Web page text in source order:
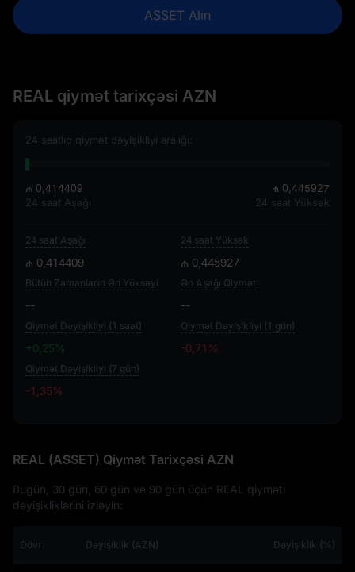
ASSET Alın
REAL qiymət tarixçəsi AZN
24 saatlıq qiymət dəyişikliyi aralığı:
₼ 0,414409
24 saat Aşağı
₼ 0,445927
24 saat Yüksək
24 saat Aşağı
₼ 0,414409
24 saat Yüksək
₼ 0,445927
Bütün Zamanların Ən Yüksəyi
--
Ən Aşağı Qiymət
--
Qiymət Dəyişikliyi (1 saat)
+0,25%
Qiymət Dəyişikliyi (1 gün)
-0,71%
Qiymət Dəyişikliyi (7 gün)
-1,35%
REAL (ASSET) Qiymət Tarixçəsi AZN
Bugün, 30 gün, 60 gün ve 90 gün üçün REAL qiyməti
dəyişikliklərini izləyin:
Dövr Dəyişiklik (AZN) Dəyişiklik (%)